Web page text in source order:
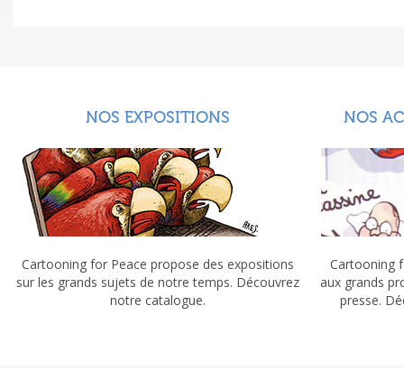
NOS EXPOSITIONS
Cartooning for Peace propose des expositions
sur les grands sujets de notre temps. Découvrez
notre catalogue.
NOS
Cartooning
aux grands
presse.